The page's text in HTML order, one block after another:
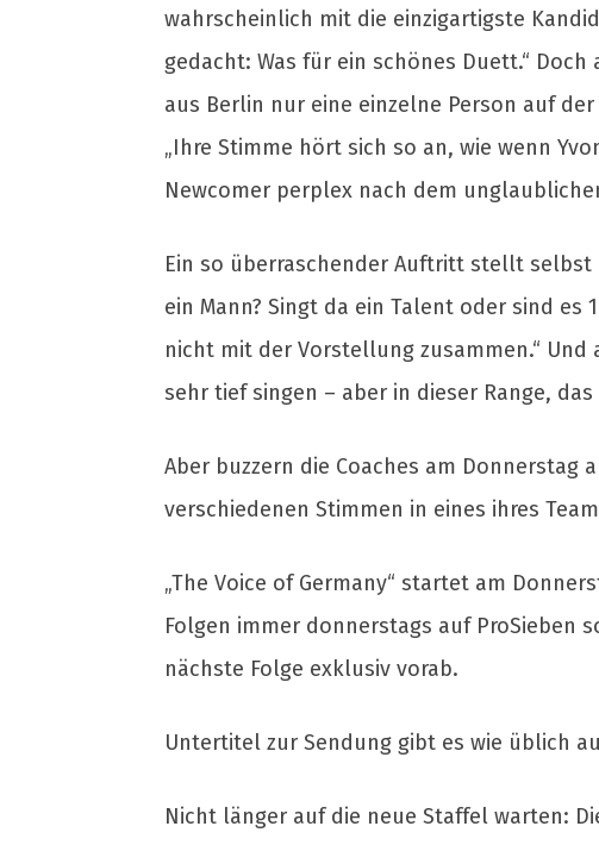
wahrscheinlich mit die einzigartigste
gedacht: Was für ein schönes Duett.“
aus Berlin nur eine einzelne Person auf
„Ihre Stimme hört sich so an, wie wenn
Newcomer perplex nach dem
Ein so überraschender Auftritt stellt selbst
ein Mann? Singt da ein Talent oder sind
nicht mit der Vorstellung zusammen.“
sehr tief singen – aber in dieser Range,
Aber buzzern die Coaches am Donnerstag
verschiedenen Stimmen in eines ihres
„The Voice of Germany“ startet am
Folgen immer donnerstags auf ProSieben
nächste Folge exklusiv vorab.
Untertitel zur Sendung gibt es wie üblich
Nicht länger auf die neue Staffel warten: